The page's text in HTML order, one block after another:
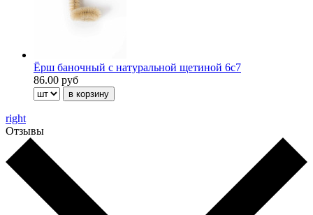
Ёрш баночный с натуральной щетиной 6с7
86.00 руб
right
Отзывы